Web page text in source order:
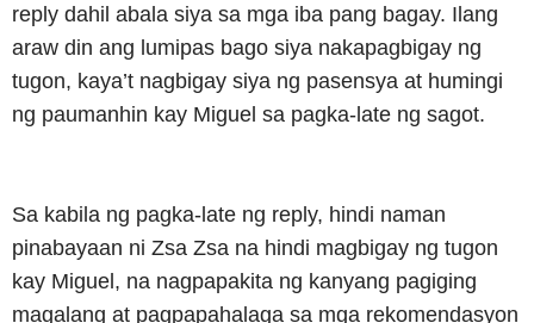
reply dahil abala siya sa mga iba pang bagay. Ilang
araw din ang lumipas bago siya nakapagbigay ng
tugon, kaya’t nagbigay siya ng pasensya at humingi
ng paumanhin kay Miguel sa pagka-late ng sagot.
Sa kabila ng pagka-late ng reply, hindi naman
pinabayaan ni Zsa Zsa na hindi magbigay ng tugon
kay Miguel, na nagpapakita ng kanyang pagiging
magalang at pagpapahalaga sa mga rekomendasyon